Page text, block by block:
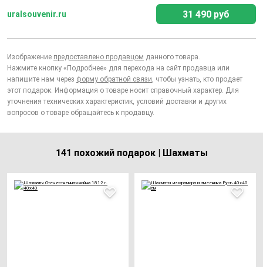
uralsouvenir.ru 31 490 руб
Изображение предоставлено продавцом данного товара.
Нажмите кнопку «Подробнее» для перехода на сайт продавца или
напишите нам через форму обратной связи, чтобы узнать, кто продает
этот подарок. Информация о товаре носит справочный характер. Для
уточнения технических характеристик, условий доставки и других
вопросов о товаре обращайтесь к продавцу.
141 похожий подарок | Шахматы